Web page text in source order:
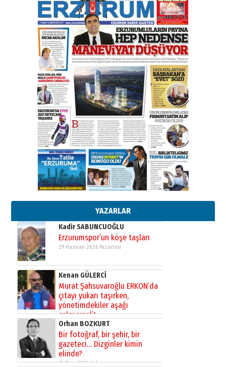
YAZARLAR
gazeteci… Dizginler kimin
elinde?
31 Mart 2026 Salı
A. Berhan Yılmaz
BİR BÖLÜM DEĞİL, BİR ÖMÜR
SEÇİYORSUNUZ… “NEDEN
ATATÜRK ÜNİVERSİTESİ?”
28 Temmuz 2026 Salı
Ahmet Gökhan YAZICI
Ahmed Yesevi’den bir Alperen…
”Reisimiz” idi… Hakka yürüdü.!
26 Mart 2026 Perşembe
Cem Bakırcı
Ardında bıraktığı hatıralarıyla
gönül adamı Faruk Terzioğlu!
13 Mayıs 2026 Çarşamba
Esat BİNDESEN
Başkan Sekmen’den Erzurum’a
bir vizyon proje daha!
02 Ağustos 2026 Pazar
Kadir SABUNCUOĞLU
Erzurumspor’un köşe taşları
29 Haziran 2026 Pazartesi
Kenan GÜLERCİ
Murat Şahsuvaroğlu ERKON’da
çıtayı yukarı taşırken,
yönetimdekiler aşağı
çekmemeli!
17 Şubat 2026 SalıOrhan BOZKURT
Bir fotoğraf, bir şehir, bir
gazeteci… Dizginler kimin
elinde?
31 Mart 2026 Salı